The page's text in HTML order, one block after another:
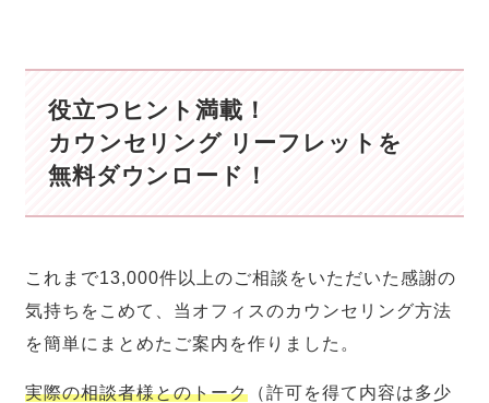
役立つヒント満載！
カウンセリング リーフレットを
無料ダウンロード！
これまで13,000件以上のご相談をいただいた感謝の
気持ちをこめて、当オフィスのカウンセリング方法
を簡単にまとめたご案内を作りました。
実際の相談者様とのトーク （許可を得て内容は多少